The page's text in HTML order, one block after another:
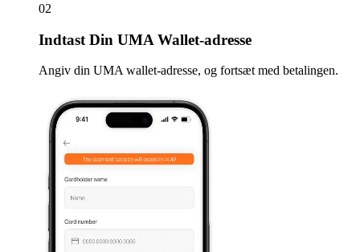
02
Indtast Din UMA Wallet-adresse
Angiv din UMA wallet-adresse, og fortsæt med betalingen.